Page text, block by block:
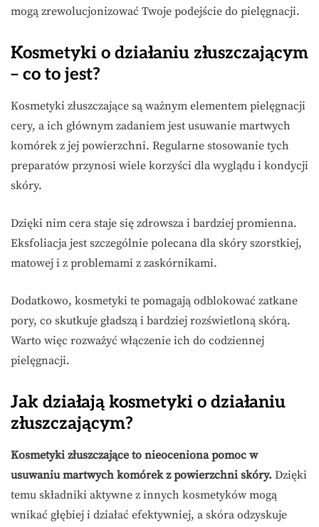
mogą zrewolucjonizować Twoje podejście do pielęgnacji.
Kosmetyki o działaniu złuszczającym
– co to jest?
Kosmetyki złuszczające są ważnym elementem pielęgnacji
cery, a ich głównym zadaniem jest usuwanie martwych
komórek z jej powierzchni. Regularne stosowanie tych
preparatów przynosi wiele korzyści dla wyglądu i kondycji
skóry.
Dzięki nim cera staje się zdrowsza i bardziej promienna.
Eksfoliacja jest szczególnie polecana dla skóry szorstkiej,
matowej i z problemami z zaskórnikami.
Dodatkowo, kosmetyki te pomagają odblokować zatkane
pory, co skutkuje gładszą i bardziej rozświetloną skórą.
Warto więc rozważyć włączenie ich do codziennej
pielęgnacji.
Jak działają kosmetyki o działaniu
złuszczającym?
Kosmetyki złuszczające to nieoceniona pomoc w
usuwaniu martwych komórek z powierzchni skóry. Dzięki
temu składniki aktywne z innych kosmetyków mogą
wnikać głębiej i działać efektywniej, a skóra odzyskuje